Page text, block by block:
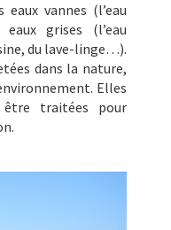
vannes (l’eau
grises (l’eau
du lave-linge…).
dans la nature,
Elles
être traitées pour